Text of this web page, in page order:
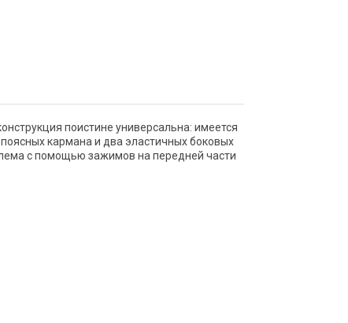
поистине универсальна: имеется
кармана и два эластичных боковых
с помощью зажимов на передней части